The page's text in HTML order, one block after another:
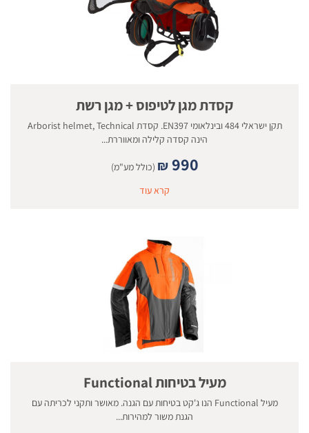
קסדת מגן לטיפוס + מגן רשת
תקן ישראלי 484 ובינלאומי EN397. קסדת Arborist helmet, Technical
הינה קסדה קלילה ומאווררת...
₪ 990
(כולל מע"מ)
קרא עוד
מעיל בטיחות Functional
מעיל Functional הנו ג'קט בטיחות עם הגנה. מאושר ותקני לכריתה עם
הגנת משור למהירות...